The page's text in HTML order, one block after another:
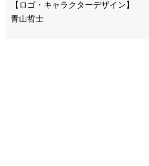
【ロゴ・キャラクターデザイン】
青山哲士